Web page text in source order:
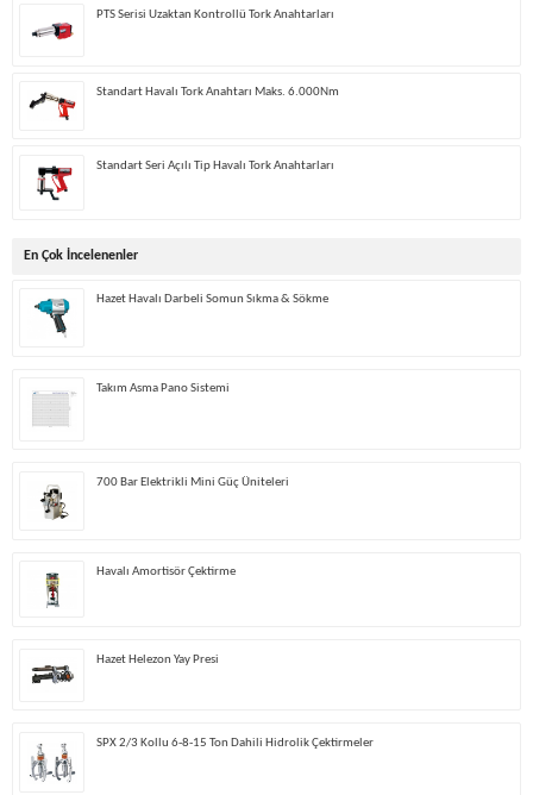
PTS Serisi Uzaktan Kontrollü Tork Anahtarları
Standart Havalı Tork Anahtarı Maks. 6.000Nm
Standart Seri Açılı Tip Havalı Tork Anahtarları
En Çok İncelenenler
Hazet Havalı Darbeli Somun Sıkma & Sökme
Takım Asma Pano Sistemi
700 Bar Elektrikli Mini Güç Üniteleri
Havalı Amortisör Çektirme
Hazet Helezon Yay Presi
SPX 2/3 Kollu 6-8-15 Ton Dahili Hidrolik Çektirmeler